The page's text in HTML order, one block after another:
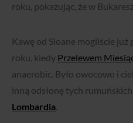
roku, pokazując, że w
Kawę od Sloane mogliście już
roku, kiedy Przelewem
anaerobic. Było owocowo i
inną odsłonę tych
Lombardia.